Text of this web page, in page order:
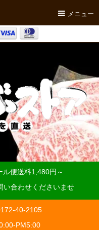
メニュー
便送料1,480円～
い合わせくださいませ
40-2105
PM5:00